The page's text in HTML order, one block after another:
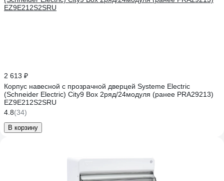
2 613 ₽
Корпус навесной с прозрачной дверцей Systeme Electric
(Schneider Electric) City9 Box 2ряд/24модуля (ранее PRA29213)
EZ9E212S2SRU
4.8(34)
В корзину